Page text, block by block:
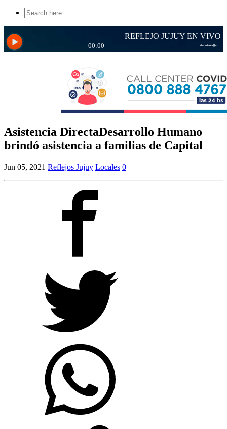
Search
for:
Asistencia DirectaDesarrollo Humano
brindó asistencia a familias de Capital
Jun 05, 2021 Reflejos Jujuy Locales 0